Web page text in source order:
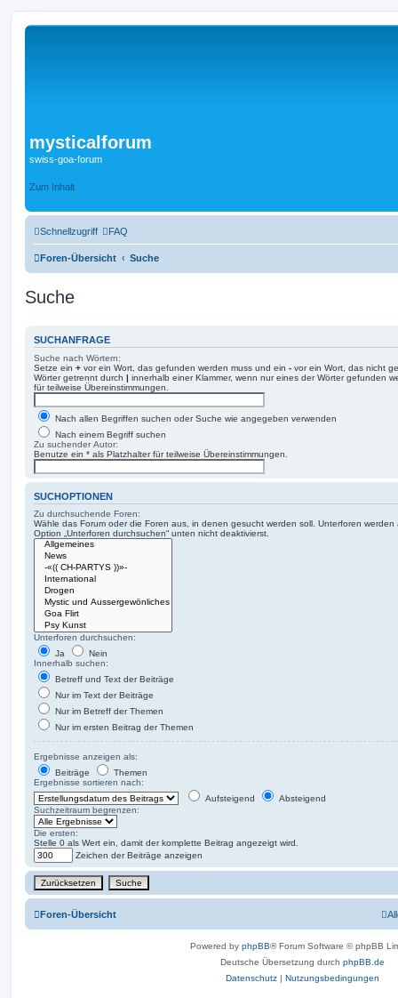
mysticalforum
swiss-goa-forum
Zum Inhalt
Schnellzugriff FAQ
Foren-Übersicht Suche
Suche
SUCHANFRAGE
Suche nach Wörtern:
Setze ein + vor ein Wort, das gefunden werden muss und ein - vor ein Wort, das nicht
Wörter getrennt durch | innerhalb einer Klammer, wenn nur eines der Wörter gefunden
für teilweise Übereinstimmungen.
Nach allen Begriffen suchen oder Suche wie angegeben verwenden
Nach einem Begriff suchen
Zu suchender Autor:
Benutze ein * als Platzhalter für teilweise Übereinstimmungen.
SUCHOPTIONEN
Zu durchsuchende Foren:
Wähle das Forum oder die Foren aus, in denen gesucht werden soll. Unterforen
Option „Unterforen durchsuchen“ unten nicht deaktivierst.
Unterforen durchsuchen:
Ja
Nein
Innerhalb suchen:
Betreff und Text der Beiträge
Nur im Text der Beiträge
Nur im Betreff der Themen
Nur im ersten Beitrag der Themen
Ergebnisse anzeigen als:
Beiträge
Themen
Ergebnisse sortieren nach:
Aufsteigend
Absteigend
Suchzeitraum begrenzen:
Die ersten:
Stelle 0 als Wert ein, damit der komplette Beitrag angezeigt wird.
Zeichen der Beiträge anzeigen
Foren-Übersicht
Powered by phpBB® Forum Software © phpBB
Deutsche Übersetzung durch phpBB.de
Datenschutz | Nutzungsbedingungen